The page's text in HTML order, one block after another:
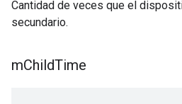
Cantidad de veces que el
secundario.
mChildTime